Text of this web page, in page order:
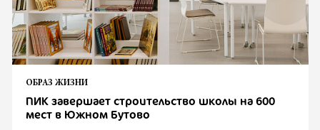
ОБРАЗ ЖИЗНИ
ПИК завершает строительство школы на 600
мест в Южном Бутово